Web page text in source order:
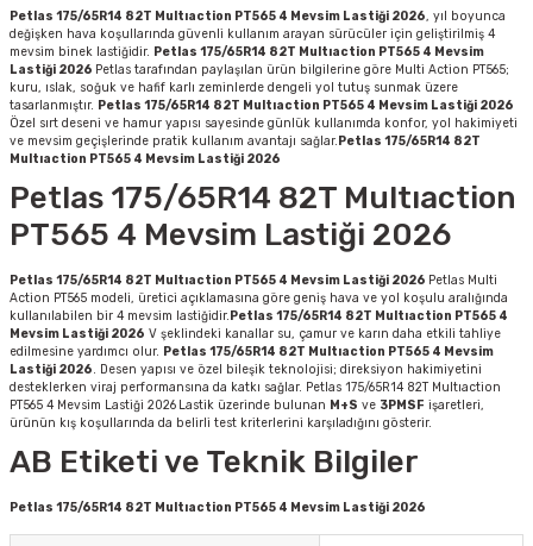
Petlas 175/65R14 82T Multıaction PT565 4 Mevsim Lastiği 2026, yıl boyunca
değişken hava koşullarında güvenli kullanım arayan sürücüler için geliştirilmiş 4
mevsim binek lastiğidir. Petlas 175/65R14 82T Multıaction PT565 4 Mevsim
Lastiği 2026 Petlas tarafından paylaşılan ürün bilgilerine göre Multi Action PT565;
kuru, ıslak, soğuk ve hafif karlı zeminlerde dengeli yol tutuş sunmak üzere
tasarlanmıştır. Petlas 175/65R14 82T Multıaction PT565 4 Mevsim Lastiği 2026
Özel sırt deseni ve hamur yapısı sayesinde günlük kullanımda konfor, yol hakimiyeti
ve mevsim geçişlerinde pratik kullanım avantajı sağlar.Petlas 175/65R14 82T
Multıaction PT565 4 Mevsim Lastiği 2026
Petlas 175/65R14 82T Multıaction
PT565 4 Mevsim Lastiği 2026
Petlas 175/65R14 82T Multıaction PT565 4 Mevsim Lastiği 2026 Petlas Multi
Action PT565 modeli, üretici açıklamasına göre geniş hava ve yol koşulu aralığında
kullanılabilen bir 4 mevsim lastiğidir.Petlas 175/65R14 82T Multıaction PT565 4
Mevsim Lastiği 2026 V şeklindeki kanallar su, çamur ve karın daha etkili tahliye
edilmesine yardımcı olur. Petlas 175/65R14 82T Multıaction PT565 4 Mevsim
Lastiği 2026. Desen yapısı ve özel bileşik teknolojisi; direksiyon hakimiyetini
desteklerken viraj performansına da katkı sağlar. Petlas 175/65R14 82T Multıaction
PT565 4 Mevsim Lastiği 2026 Lastik üzerinde bulunan M+S ve 3PMSF işaretleri,
ürünün kış koşullarında da belirli test kriterlerini karşıladığını gösterir.
AB Etiketi ve Teknik Bilgiler
Petlas 175/65R14 82T Multıaction PT565 4 Mevsim Lastiği 2026